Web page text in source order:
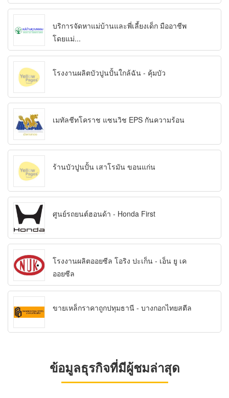
บริการจัดหาแม่บ้านและพี่เลี้ยงเด็ก มืออาชีพ
โดยแม่...
โรงงานผลิตบัวปูนปั้นใกล้ฉัน - คุ้มบัว
เมทัลชีทโคราช แซนวิช EPS กันความร้อน
ร้านบัวปูนปั้น เสาโรมัน ขอนแก่น
ศูนย์รถยนต์ฮอนด้า - Honda First
โรงงานผลิตออยซีล โอริง ปะเก็น - เอ็น ยู เค
ออยซีล
ขายเหล็กราคาถูกปทุมธานี - บางกอกไทยสตีล
ข้อมูลธุรกิจที่มีผู้ชมล่าสุด